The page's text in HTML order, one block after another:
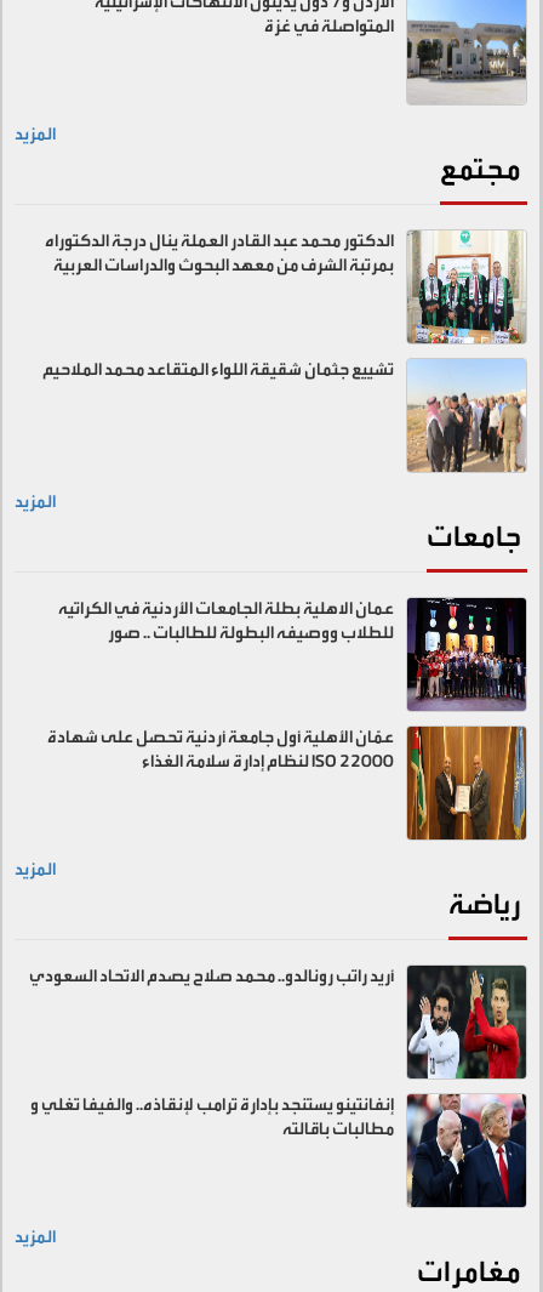
المتواصلة في غزة
المزيد
مجتمع
الدكتور محمد عبد القادر العملة ينال درجة الدكتوراه
بمرتبة الشرف من معهد البحوث والدراسات العربية
تشييع جثمان شقيقة اللواء المتقاعد محمد الملاحيم
المزيد
جامعات
عمان الاهلية بطلة الجامعات الأردنية في الكراتيه
للطلاب ووصيفه البطولة للطالبات .. صور
عمّان الأهلية أول جامعة أردنية تحصل على شهادة
ISO 22000 لنظام إدارة سلامة الغذاء
المزيد
رياضة
أريد راتب رونالدو.. محمد صلاح يصدم الاتحاد السعودي
إنفانتينو يستنجد بإدارة ترامب لإنقاذه.. والفيفا تغلي و
مطالبات باقالته
المزيد
مغامرات